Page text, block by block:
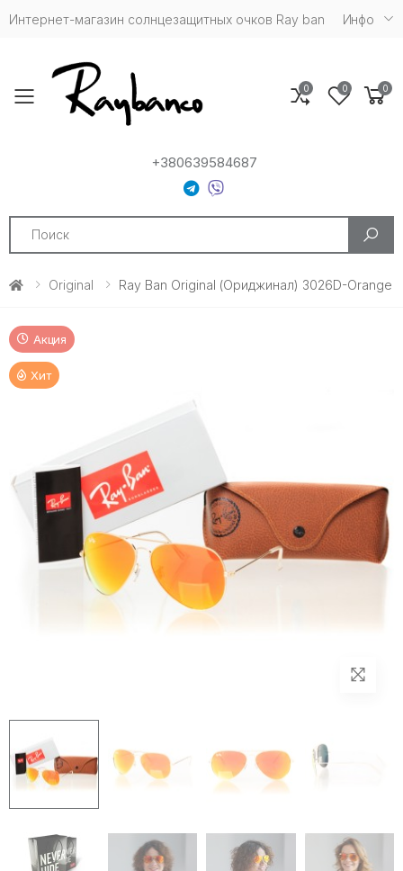
Интернет-магазин солнцезащитных очков Ray ban Инфо
Toggle mobile menu
+380639584687
Search
0 0 0
Original Ray Ban Original (Ориджинал) 3026D-Orange
Акция
Хит